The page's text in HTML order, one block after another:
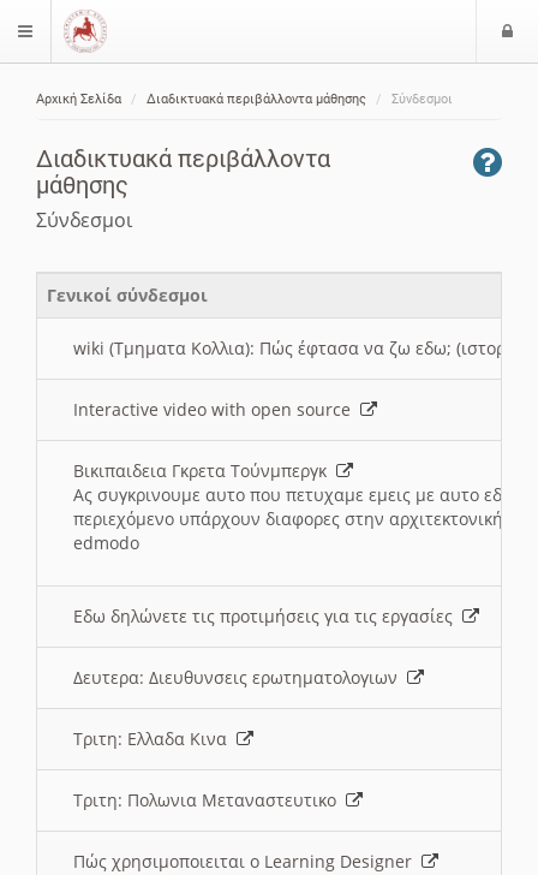
$langMenu
Αρχική Σελίδα Διαδικτυακά περιβάλλοντα μάθησης Σύνδεσμοι
Διαδικτυακά περιβάλλοντα
μάθησης
Σύνδεσμοι
Γενικοί σύνδεσμοι
wiki (Τμηματα Κολλια): Πώς έφτασα να ζω εδω; (ιστορια)
Interactive video with open source
Βικιπαιδεια Γκρετα Τούνμπεργκ
Ας συγκρινουμε αυτο που πετυχαμε εμεις με αυτο εδω
περιεχόμενο υπάρχουν διαφορες στην αρχιτεκτονική
edmodo
Εδω δηλώνετε τις προτιμήσεις για τις εργασίες
Δευτερα: Διευθυνσεις ερωτηματολογιων
Τριτη: Ελλαδα Κινα
Τριτη: Πολωνια Μεταναστευτικο
Πώς χρησιμοποιειται ο Learning Designer